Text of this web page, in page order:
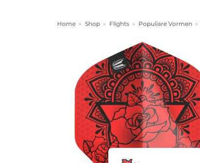
Home » Shop » Flights » Populiare Vormen »